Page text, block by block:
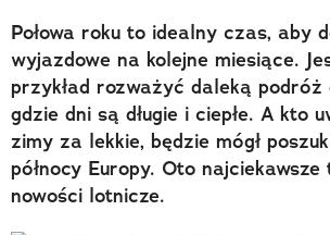
Połowa roku to idealny czas, aby
wyjazdowe na kolejne miesiące.
przykład rozważyć daleką podróż
gdzie dni są długie i ciepłe. A kto
zimy za lekkie, będzie mógł
północy Europy. Oto najciekawsze
nowości lotnicze.